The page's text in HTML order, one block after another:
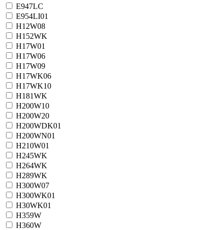
E947LC
E954LI01
H12W08
H152WK
H17W01
H17W06
H17W09
H17WK06
H17WK10
H181WK
H200W10
H200W20
H200WDK01
H200WN01
H210W01
H245WK
H264WK
H289WK
H300W07
H300WK01
H30WK01
H359W
H360W